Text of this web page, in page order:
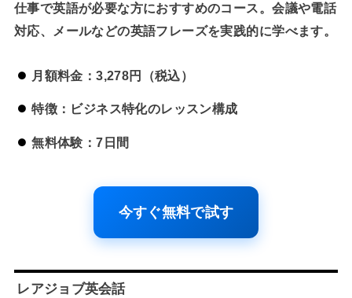
仕事で英語が必要な方におすすめのコース。会議や電話
対応、メールなどの英語フレーズを実践的に学べます。
月額料金：3,278円（税込）
特徴：ビジネス特化のレッスン構成
無料体験：7日間
今すぐ無料で試す
レアジョブ英会話